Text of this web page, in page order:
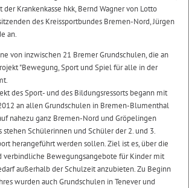
Krankenkasse hkk, Bernd Wagner von Lotto
des Kreissportbundes Bremen-Nord, Jürgen
an.
von inzwischen 21 Bremer Grundschulen, die an
"Bewegung, Sport und Spiel für alle in der
des Sport- und des Bildungsressorts begann mit
an allen Grundschulen in Bremen-Blumenthal
nahezu ganz Bremen-Nord und Gröpelingen
stehen Schülerinnen und Schüler der 2. und 3.
herangeführt werden sollen. Ziel ist es, über die
verbindliche Bewegungsangebote für Kinder mit
außerhalb der Schulzeit anzubieten. Zu Beginn
wurden auch Grundschulen in Tenever und